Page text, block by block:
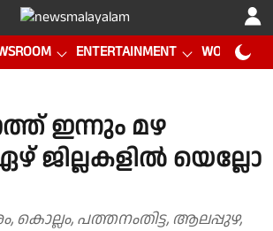
ENTERTAINMENT WORLD CUP
ഇന്നും മഴ
ജില്ലകളിൽ യെല്ലോ
കൊല്ലം, പത്തനംതിട്ട, ആലപ്പുഴ,